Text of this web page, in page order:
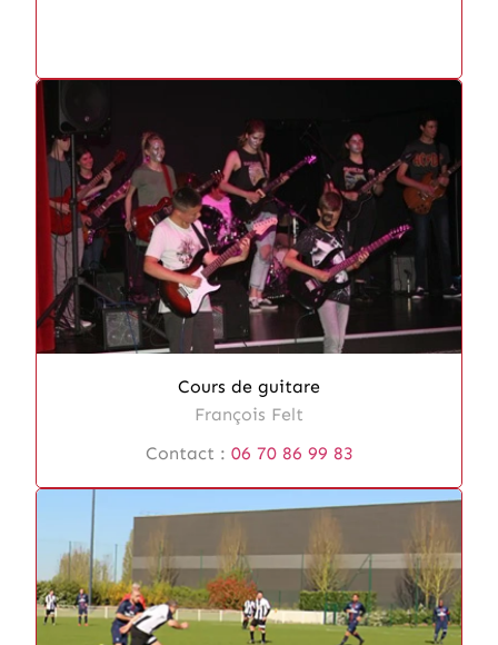
Cours de guitare
François Felt
Contact : 06 70 86 99 83